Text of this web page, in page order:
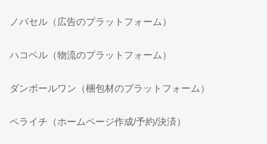
ノバセル（広告のプラットフォーム）
ハコベル（物流のプラットフォーム）
ダンボールワン（梱包材のプラットフォーム）
ペライチ（ホームページ作成/予約/決済）